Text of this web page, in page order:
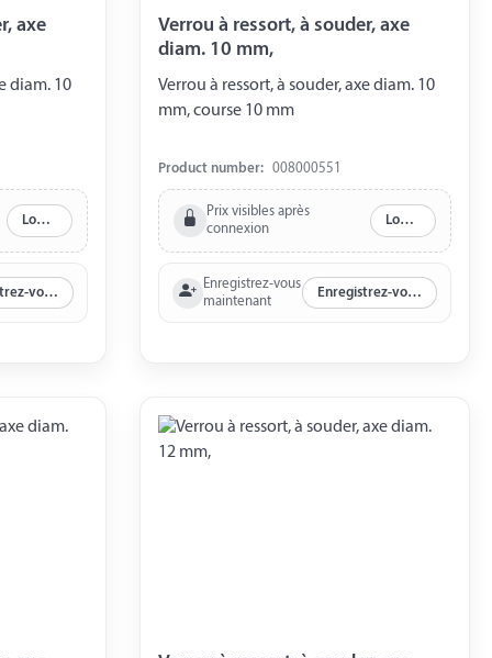
Log in
Enregistrez-vous maintenant
Verrou à ressort, à souder, axe
diam. 10 mm,
Verrou à ressort, à souder, axe diam. 10
mm, course 10 mm
Product number: 008000551
Prix visibles après
connexion
Log in
Enregistrez-vous
maintenant
Enregistrez-vous maintenant